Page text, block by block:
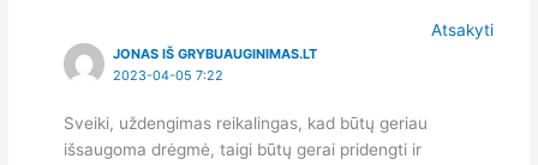
Atsakyti
JONAS IŠ GRYBUAUGINIMAS.LT
2023-04-05 7:22
Sveiki, uždengimas reikalingas, kad būtų geriau
išsaugoma drėgmė, taigi būtų gerai pridengti ir